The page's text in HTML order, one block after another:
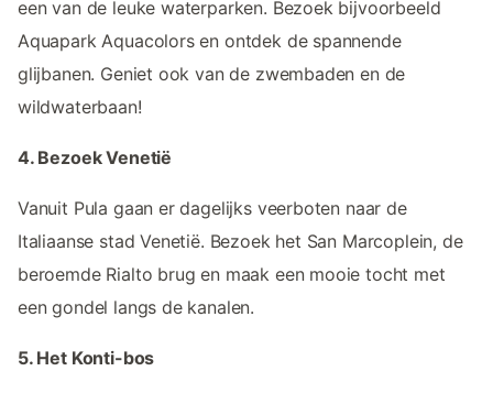
een van de leuke waterparken. Bezoek bijvoorbeeld
Aquapark Aquacolors en ontdek de spannende
glijbanen. Geniet ook van de zwembaden en de
wildwaterbaan!
4. Bezoek Venetië
Vanuit Pula gaan er dagelijks veerboten naar de
Italiaanse stad Venetië. Bezoek het San Marcoplein, de
beroemde Rialto brug en maak een mooie tocht met
een gondel langs de kanalen.
5. Het Konti-bos